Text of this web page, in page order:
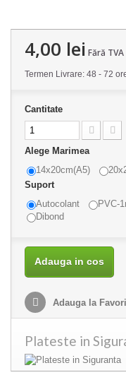
4,00 lei Fără TVA
Termen Livrare: 48 - 72
Cantitate
Alege Marimea
14x20cm(A5)
Suport
Autocolant
PVC-
Dibond
Adauga in cos
Adauga la
Plateste in